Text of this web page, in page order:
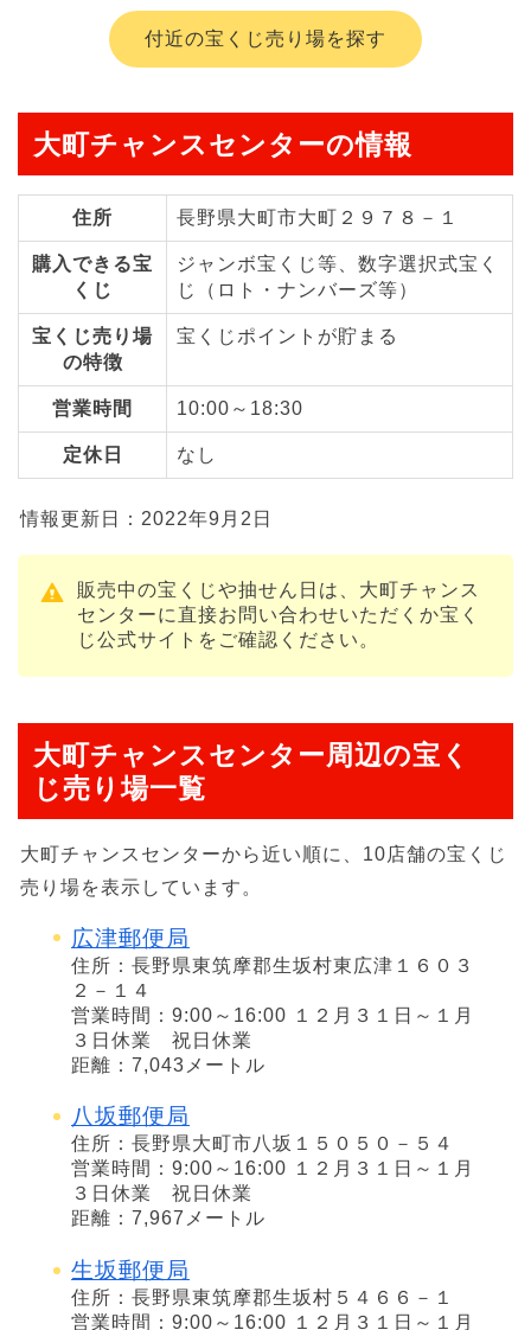
付近の宝くじ売り場を探す
大町チャンスセンターの情報
住所 長野県大町市大町２９７８－１
購入できる宝
くじ
ジャンボ宝くじ等、数字選択式宝く
じ（ロト・ナンバーズ等）
宝くじ売り場
の特徴
宝くじポイントが貯まる
営業時間 10:00～18:30
定休日 なし
情報更新日：2022年9月2日
販売中の宝くじや抽せん日は、大町チャンス
センターに直接お問い合わせいただくか宝く
じ公式サイトをご確認ください。
大町チャンスセンター周辺の宝く
じ売り場一覧
大町チャンスセンターから近い順に、10店舗の宝くじ
売り場を表示しています。
広津郵便局
住所：長野県東筑摩郡生坂村東広津１６０３
２－１４
営業時間：9:00～16:00 １２月３１日～１月
３日休業 祝日休業
距離：7,043メートル
八坂郵便局
住所：長野県大町市八坂１５０５０－５４
営業時間：9:00～16:00 １２月３１日～１月
３日休業 祝日休業
距離：7,967メートル
生坂郵便局
住所：長野県東筑摩郡生坂村５４６６－１
営業時間：9:00～16:00 １２月３１日～１月